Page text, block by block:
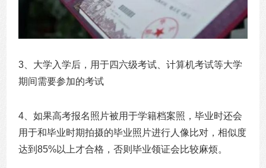
3、大学入学后，用于四六级考试、计算机考试等大学
期间需要参加的考试
4、如果高考报名照片被用于学籍档案照，毕业时还会
用于和毕业时期拍摄的毕业照片进行人像比对，相似度
达到85%以上才合格，否则毕业领证会比较麻烦。